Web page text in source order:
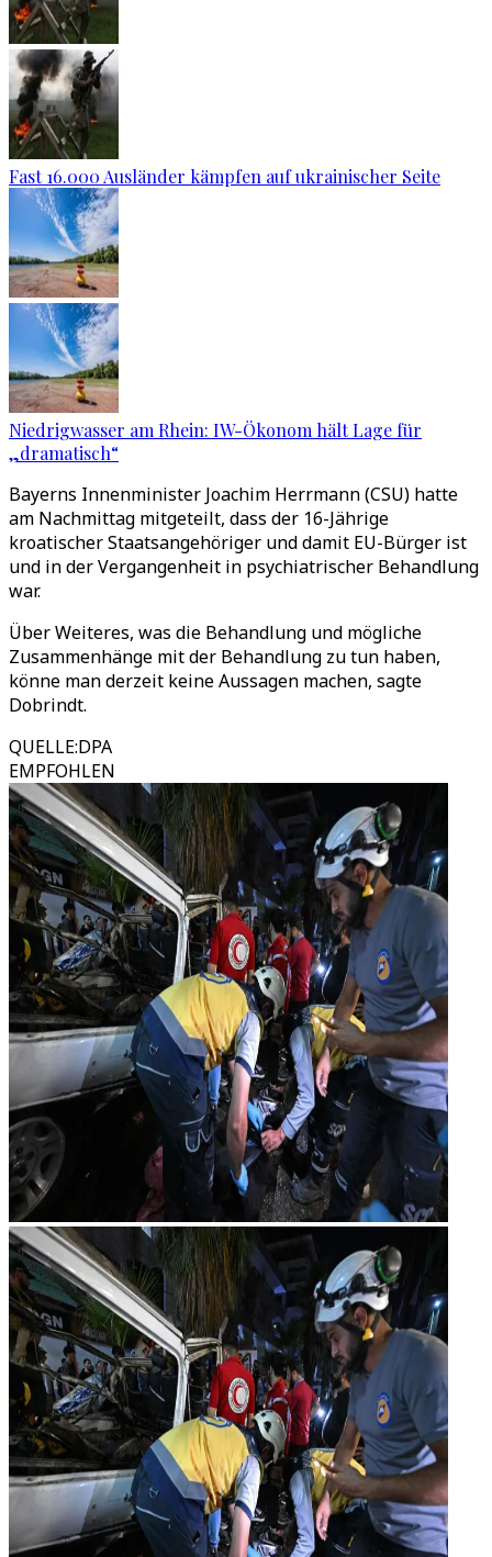
Fast 16.000 Ausländer kämpfen auf ukrainischer Seite
Niedrigwasser am Rhein: IW-Ökonom hält Lage für
„dramatisch“
Bayerns Innenminister Joachim Herrmann (CSU) hatte
am Nachmittag mitgeteilt, dass der 16-Jährige
kroatischer Staatsangehöriger und damit EU-Bürger ist
und in der Vergangenheit in psychiatrischer Behandlung
war.
Über Weiteres, was die Behandlung und mögliche
Zusammenhänge mit der Behandlung zu tun haben,
könne man derzeit keine Aussagen machen, sagte
Dobrindt.
QUELLE:DPA
EMPFOHLEN